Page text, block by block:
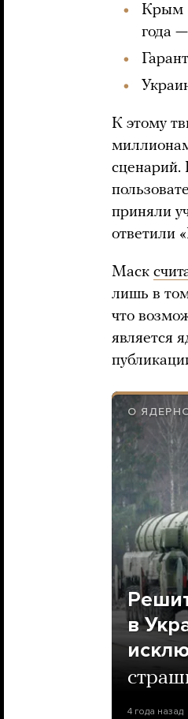
Крым
года
К этому
сценарий.
приняли
ответили
Маск
лишь в
что
является
О
в
4 года назад